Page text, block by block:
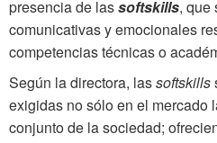
presencia de lassoftskills, que
comunicativas y emocionales
competencias técnicas o
Según la directora, lassoftskills
exigidas no sólo en el mercado
conjunto de la sociedad;